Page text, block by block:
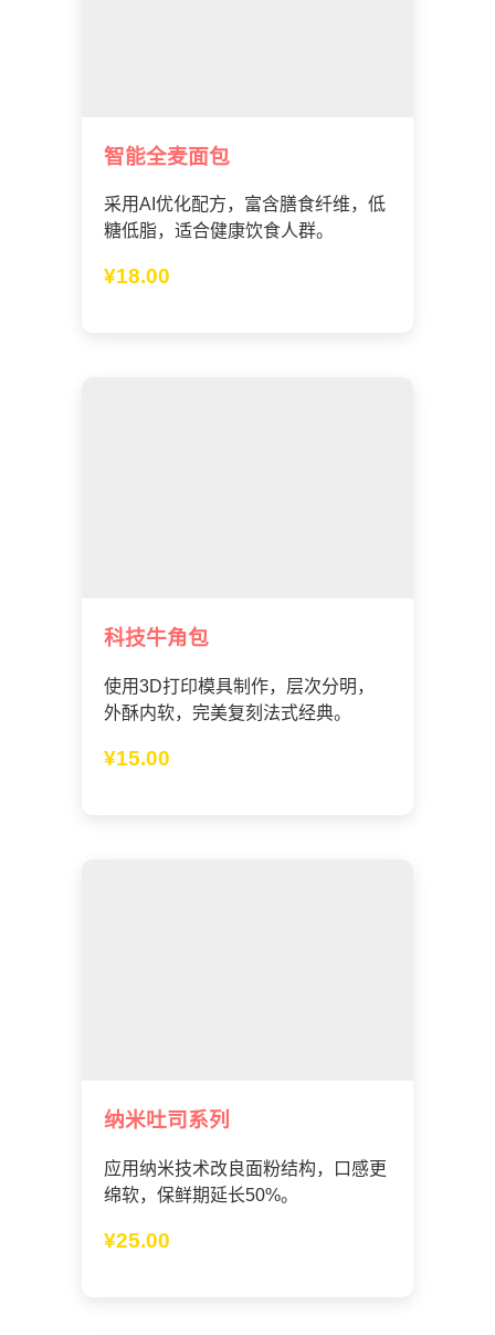
智能全麦面包
采用AI优化配方，富含膳食纤维，低
糖低脂，适合健康饮食人群。
¥18.00
科技牛角包
使用3D打印模具制作，层次分明，
外酥内软，完美复刻法式经典。
¥15.00
纳米吐司系列
应用纳米技术改良面粉结构，口感更
绵软，保鲜期延长50%。
¥25.00